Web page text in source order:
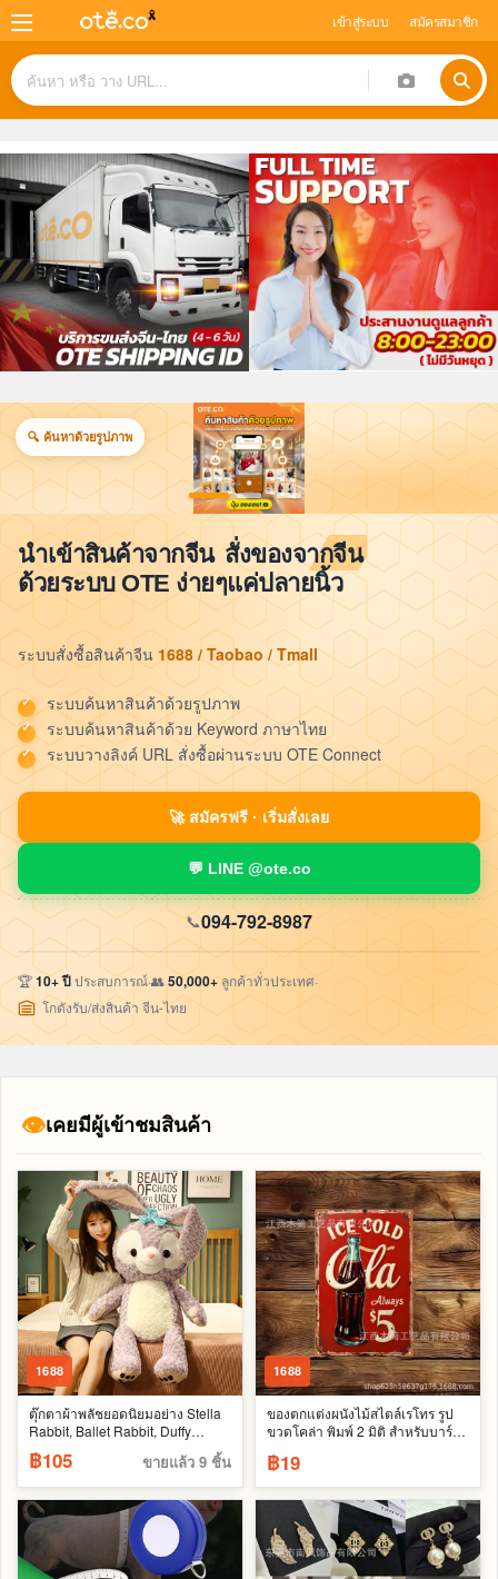
เข้าสู่ระบบ สมัครสมาชิก
นำเข้าสินค้าจากจีนสั่งของจากจีน
ด้วยระบบ OTE ง่ายๆแค่ปลายนิ้ว
ระบบสั่งซื้อสินค้าจีน 1688 / Taobao / Tmall
ระบบค้นหาสินค้าด้วยรูปภาพ
ระบบค้นหาสินค้าด้วย Keyword ภาษาไทย
ระบบวางลิงค์ URL สั่งซื้อผ่านระบบ OTE Connect
🚀 สมัครฟรี · เริ่มสั่งเลย
💬 LINE @ote.co
📞094-792-8987
🏆10+ ปีประสบการณ์·👥50,000+ลูกค้าทั่วประเทศ·
โกดังรับ/ส่งสินค้า จีน-ไทย
🔠 ค้นหาด้วย Keyword
👁เคยมีผู้เข้าชมสินค้า
1688
ตุ๊กตาผ้าพลัชยอดนิยมอย่าง Stella
Rabbit, Ballet Rabbit, Duffy
Rabbit และตุ๊กตากระต่ายน่ารักที่
เหมาะกับการถ่ายรูปอัพลง
Instagram
฿105 ขายแล้ว 9 ชิ้น
1688
ของตกแต่งผนังไม้สไตล์เรโทร รูป
ขวดโคล่า พิมพ์ 2 มิติ สำหรับบาร์
฿19